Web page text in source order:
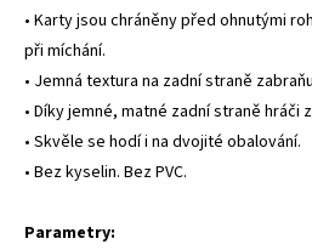
• Karty jsou chráněny před ohnutými
při míchání.
• Jemná textura na zadní straně
• Díky jemné, matné zadní straně hráči
• Skvěle se hodí i na dvojité obalování.
• Bez kyselin. Bez PVC.
Parametry: